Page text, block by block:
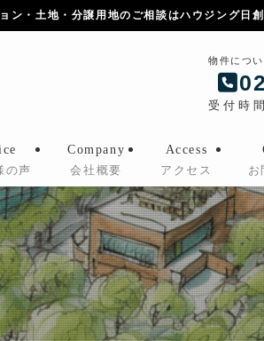
ン・土地・分譲用地のご相談はハウジング日
物件につ
受付時
の声
Company
会社概要
Access
アクセス
お